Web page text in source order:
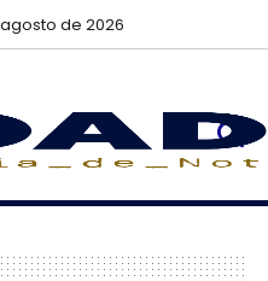
de 2026